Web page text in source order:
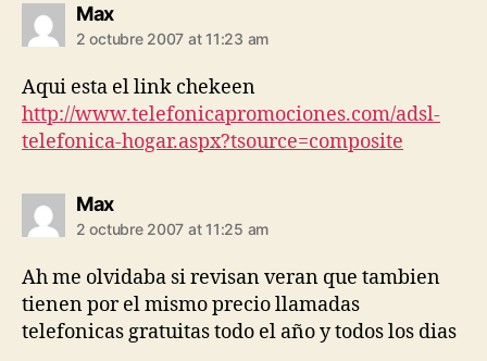
Maxsays:
2 octubre 2007 at 11:23 am
Aqui esta el link chekeen
http://www.telefonicapromociones.com/adsl-
telefonica-hogar.aspx?tsource=composite
Maxsays:
2 octubre 2007 at 11:25 am
Ah me olvidaba si revisan veran que tambien
tienen por el mismo precio llamadas
telefonicas gratuitas todo el año y todos los dias